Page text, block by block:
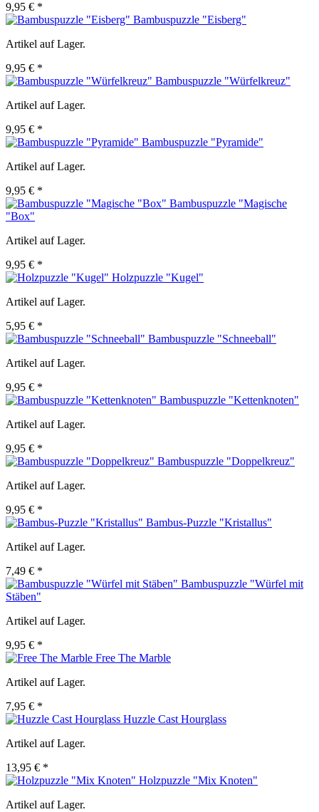
9,95 € *
Bambuspuzzle "Eisberg"
Artikel auf Lager.
9,95 € *
Bambuspuzzle "Würfelkreuz"
Artikel auf Lager.
9,95 € *
Bambuspuzzle "Pyramide"
Artikel auf Lager.
9,95 € *
Bambuspuzzle "Magische
"Box"
Artikel auf Lager.
9,95 € *
Holzpuzzle "Kugel"
Artikel auf Lager.
5,95 € *
Bambuspuzzle "Schneeball"
Artikel auf Lager.
9,95 € *
Bambuspuzzle "Kettenknoten"
Artikel auf Lager.
9,95 € *
Bambuspuzzle "Doppelkreuz"
Artikel auf Lager.
9,95 € *
Bambus-Puzzle "Kristallus"
Artikel auf Lager.
7,49 € *
Bambuspuzzle "Würfel mit
Stäben"
Artikel auf Lager.
9,95 € *
Free The Marble
Artikel auf Lager.
7,95 € *
Huzzle Cast Hourglass
Artikel auf Lager.
13,95 € *
Holzpuzzle "Mix Knoten"
Artikel auf Lager.